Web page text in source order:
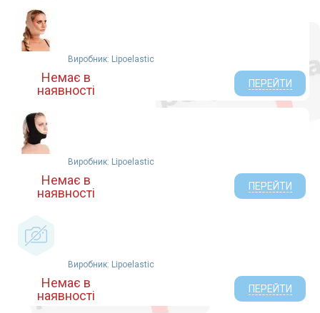
Виробник: Lipoelastic
Немає в
наявності
ПЕРЕЙТИ
Виробник: Lipoelastic
Немає в
наявності
ПЕРЕЙТИ
Виробник: Lipoelastic
Немає в
наявності
ПЕРЕЙТИ